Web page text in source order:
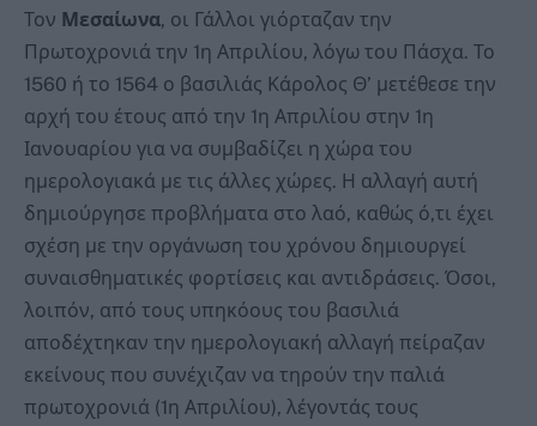
Τον Μεσαίωνα, οι Γάλλοι γιόρταζαν την
Πρωτοχρονιά την 1η Απριλίου, λόγω του Πάσχα. Το
1560 ή το 1564 ο βασιλιάς Κάρολος Θ’ μετέθεσε την
αρχή του έτους από την 1η Απριλίου στην 1η
Ιανουαρίου για να συμβαδίζει η χώρα του
ημερολογιακά με τις άλλες χώρες. Η αλλαγή αυτή
δημιούργησε προβλήματα στο λαό, καθώς ό,τι έχει
σχέση με την οργάνωση του χρόνου δημιουργεί
συναισθηματικές φορτίσεις και αντιδράσεις. Όσοι,
λοιπόν, από τους υπηκόους του βασιλιά
αποδέχτηκαν την ημερολογιακή αλλαγή πείραζαν
εκείνους που συνέχιζαν να τηρούν την παλιά
πρωτοχρονιά (1η Απριλίου), λέγοντάς τους